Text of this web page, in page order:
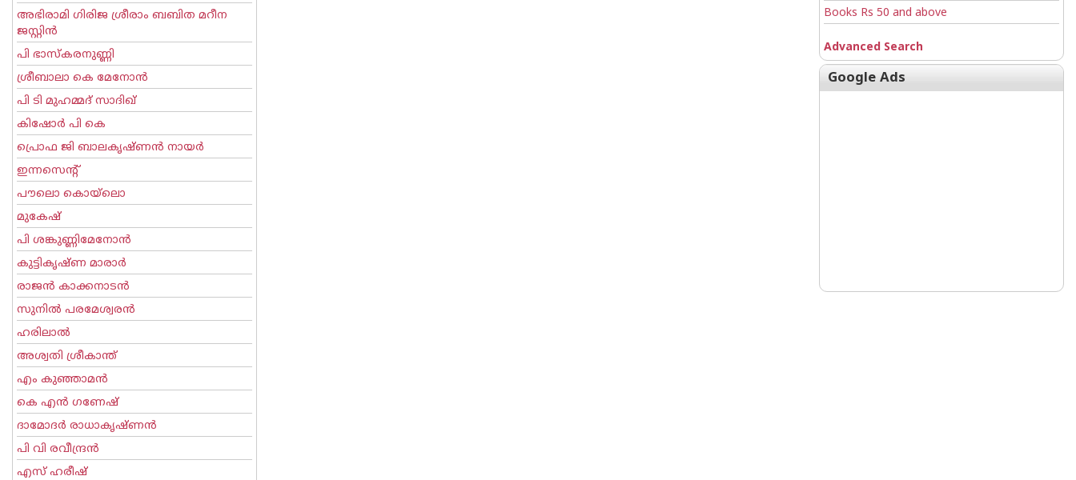
അഭിരാമി ഗിരിജ ശ്രീരാം ബബിത മറീന
ജസ്റ്റിന്‍
പി ഭാസ്കരനുണ്ണി
ശ്രീബാലാ കെ മേനോന്‍
പി ടി മുഹമ്മദ് സാദിഖ്‌
കിഷോർ പി കെ
പ്രൊഫ ജി ബാലകൃഷ്ണന്‍ നായര്‍
ഇന്നസെന്റ്‌
പൗലൊ കൊയ്ലൊ
മുകേഷ്
പി ശങ്കുണ്ണിമേനോന്‍
കുട്ടികൃഷ്ണ മാരാര്‍
രാജന്‍ കാക്കനാടന്‍
സുനില്‍ പരമേശ്വരന്‍
ഹരിലാല്‍
അശ്വതി ശ്രീകാന്ത്
എം കുഞ്ഞാമന്‍
കെ എന്‍ ഗണേഷ്
ദാമോദർ രാധാകൃഷ്ണൻ
പി വി രവീന്ദ്രന്‍
എസ് ഹരീഷ്
Books Rs 50 and above
Advanced Search
Google Ads